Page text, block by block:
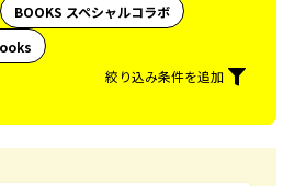
BOOKS スペシャルコラボ
絞り込み条件を追加